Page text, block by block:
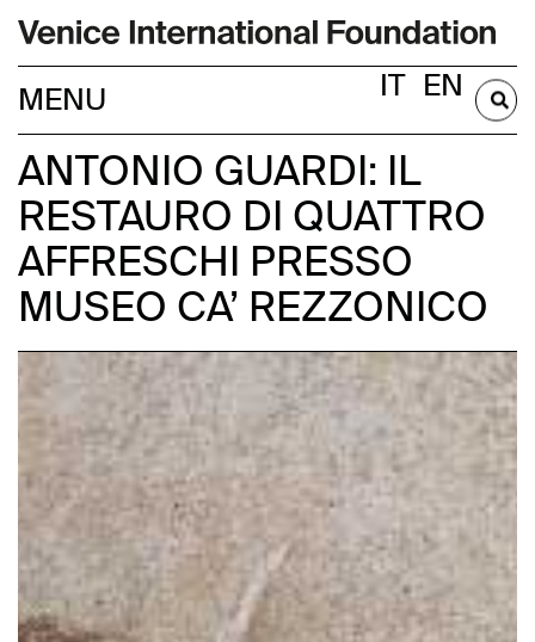
IT EN
ANTONIO GUARDI: IL
RESTAURO DI QUATTRO
AFFRESCHI PRESSO
MUSEO CA’ REZZONICO